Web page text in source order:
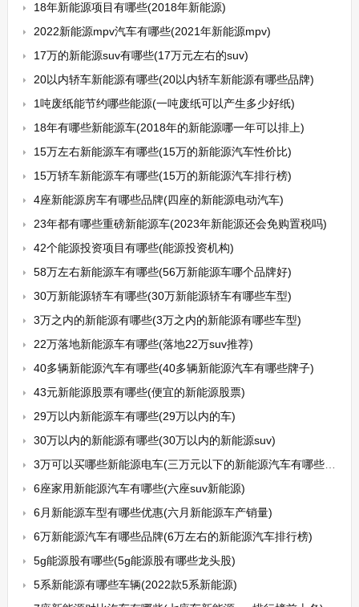
18年新能源项目有哪些(2018年新能源)
2022新能源mpv汽车有哪些(2021年新能源mpv)
17万的新能源suv有哪些(17万元左右的suv)
20以内轿车新能源有哪些(20以内轿车新能源有哪些品牌)
1吨废纸能节约哪些能源(一吨废纸可以产生多少好纸)
18年有哪些新能源车(2018年的新能源哪一年可以排上)
15万左右新能源车有哪些(15万的新能源汽车性价比)
15万轿车新能源车有哪些(15万的新能源汽车排行榜)
4座新能源房车有哪些品牌(四座的新能源电动汽车)
23年都有哪些重磅新能源车(2023年新能源还会免购置税吗)
42个能源投资项目有哪些(能源投资机构)
58万左右新能源车有哪些(56万新能源车哪个品牌好)
30万新能源轿车有哪些(30万新能源轿车有哪些车型)
3万之内的新能源有哪些(3万之内的新能源有哪些车型)
22万落地新能源车有哪些(落地22万suv推荐)
40多辆新能源汽车有哪些(40多辆新能源汽车有哪些牌子)
43元新能源股票有哪些(便宜的新能源股票)
29万以内新能源车有哪些(29万以内的车)
30万以内的新能源有哪些(30万以内的新能源suv)
3万可以买哪些新能源电车(三万元以下的新能源汽车有哪些车型推荐)
6座家用新能源汽车有哪些(六座suv新能源)
6月新能源车型有哪些优惠(六月新能源车产销量)
6万新能源汽车有哪些品牌(6万左右的新能源汽车排行榜)
5g能源股有哪些(5g能源股有哪些龙头股)
5系新能源有哪些车辆(2022款5系新能源)